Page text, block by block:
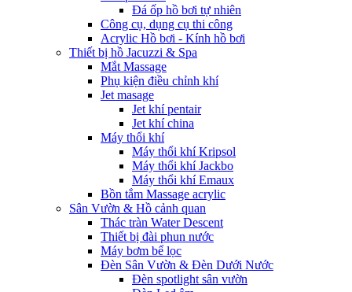
Đá ốp hồ bơi tự nhiên
Công cụ, dụng cụ thi công
Acrylic Hồ bơi - Kính hồ bơi
Thiết bị hồ Jacuzzi & Spa
Mắt Massage
Phụ kiện điều chỉnh khí
Jet masage
Jet khí pentair
Jet khí china
Máy thổi khí
Máy thổi khí Kripsol
Máy thổi khí Jackbo
Máy thổi khí Emaux
Bồn tắm Massage acrylic
Sân Vườn & Hồ cảnh quan
Thác tràn Water Descent
Thiết bị đài phun nước
Máy bơm bể lọc
Đèn Sân Vườn & Đèn Dưới Nước
Đèn spotlight sân vườn